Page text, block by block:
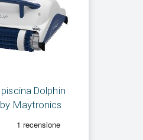
Dolphin
by Maytronics